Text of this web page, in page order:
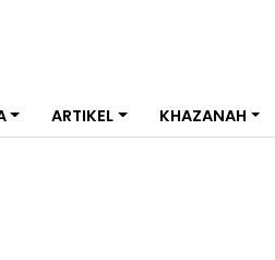
ARTIKEL KHAZANAH